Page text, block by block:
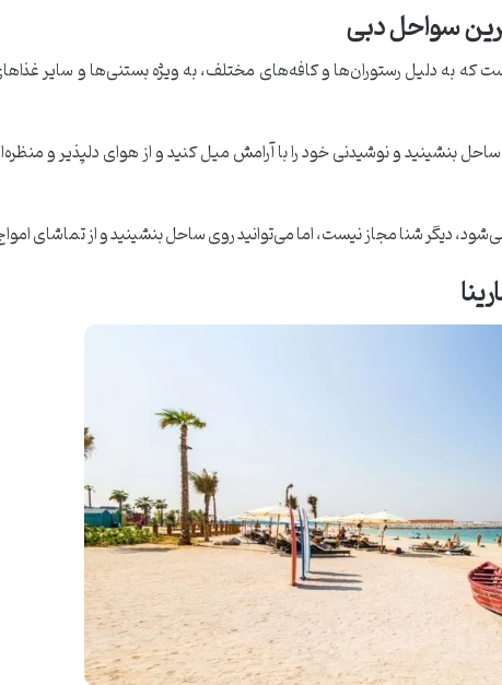
سواحل دبی
که به دلیل رستوران‌ها و کافه‌های مختلف، به ویژه بستنی‌ها و سایر
بنشینید و نوشیدنی خود را با آرامش میل کنید و از هوای دلپذیر و
دیگر شنا مجاز نیست، اما می‌توانید روی ساحل بنشینید و از تماشای